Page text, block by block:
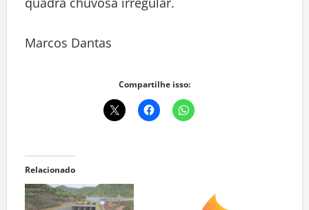
quadra chuvosa irregular.
Marcos Dantas
Compartilhe isso:
Relacionado